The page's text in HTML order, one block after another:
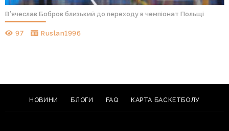
В’ячеслав Бобров близький до переходу в чемпіонат Польщі
97 Ruslan1996
НОВИНИ БЛОГИ FAQ КАРТА БАСКЕТБОЛУ